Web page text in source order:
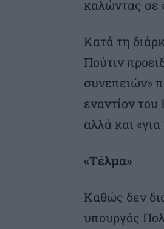
καλώντας σε
Κατά τη
Πούτιν
συνεπειών»
εναντίον του
αλλά και
«Τέλμα»
Καθώς δεν
υπουργός